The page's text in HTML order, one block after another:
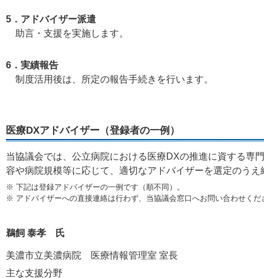
5．アドバイザー派遣
助言・支援を実施します。
6．実績報告
制度活用後は、所定の報告手続きを行います。
医療DXアドバイザー（登録者の一例）
当協議会では、公立病院における医療DXの推進に資する専
容や病院規模等に応じて、適切なアドバイザーを選定のうえ
※ 下記は登録アドバイザーの一例です（順不同）。
※ アドバイザーへの直接連絡は行わず、当協議会窓口へお問い合わせくだ
鵜飼 泰孝 氏
美濃市立美濃病院 医療情報管理室 室長
主な支援分野